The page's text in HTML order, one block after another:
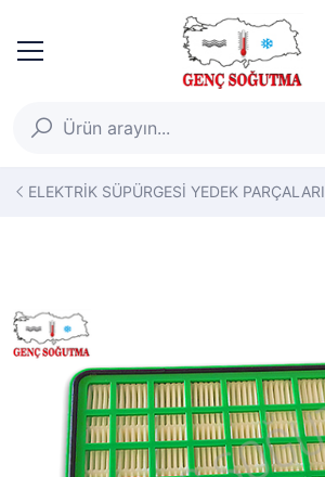
ELEKTRİK SÜPÜRGESİ YEDEK PARÇALARI